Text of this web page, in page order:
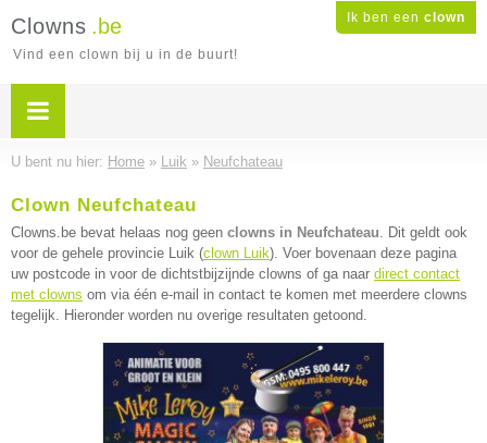
Ik ben een clown
Clowns .be
Vind een clown bij u in de buurt!
U bent nu hier: Home » Luik » Neufchateau
Clown Neufchateau
Clowns.be bevat helaas nog geen clowns in Neufchateau. Dit geldt ook
voor de gehele provincie Luik (clown Luik). Voer bovenaan deze pagina
uw postcode in voor de dichtstbijzijnde clowns of ga naar direct contact
met clowns om via één e-mail in contact te komen met meerdere clowns
tegelijk. Hieronder worden nu overige resultaten getoond.